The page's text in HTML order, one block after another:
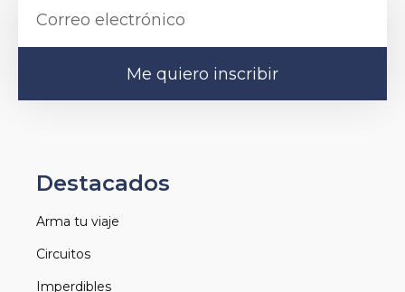
Me quiero inscribir
Destacados
Arma tu viaje
Circuitos
Imperdibles